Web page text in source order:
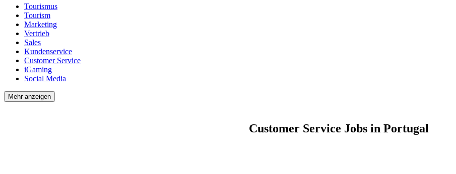
Tourismus
Tourism
Marketing
Vertrieb
Sales
Kundenservice
Customer Service
iGaming
Social Media
Mehr anzeigen
Customer Service Jobs in Portugal